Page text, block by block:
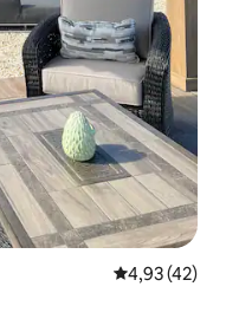
Évaluation
4,93 (42)